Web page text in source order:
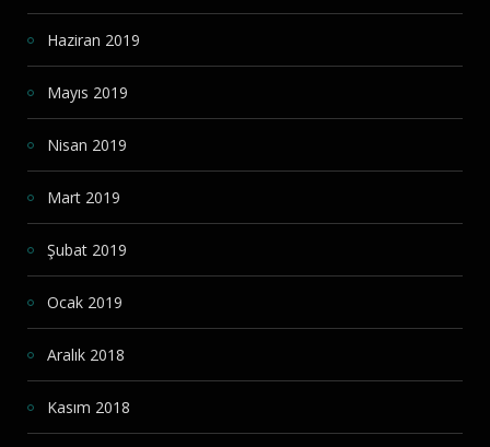
Haziran 2019
Mayıs 2019
Nisan 2019
Mart 2019
Şubat 2019
Ocak 2019
Aralık 2018
Kasım 2018